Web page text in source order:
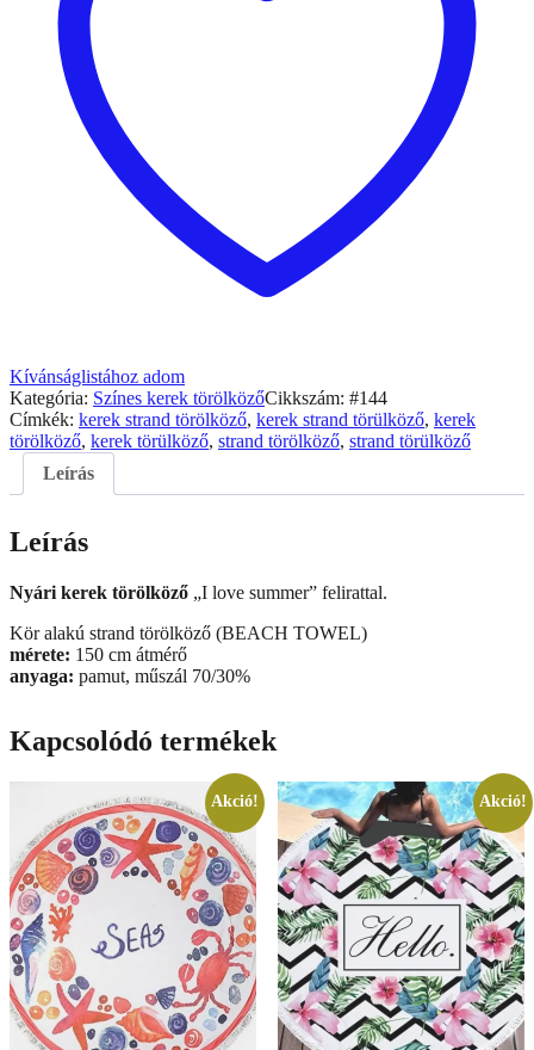
Kívánságlistához adom
Cikkszám: #144
Kategória: Színes kerek törölköző
Címkék: kerek strand törölköző, kerek strand törülköző, kerek
törölköző, kerek törülköző, strand törölköző, strand törülköző
Leírás
Leírás
Nyári kerek törölköző „I love summer” felirattal.
Kör alakú strand törölköző (BEACH TOWEL)
mérete: 150 cm átmérő
anyaga: pamut, műszál 70/30%
Kapcsolódó termékek
Akció! Akció!